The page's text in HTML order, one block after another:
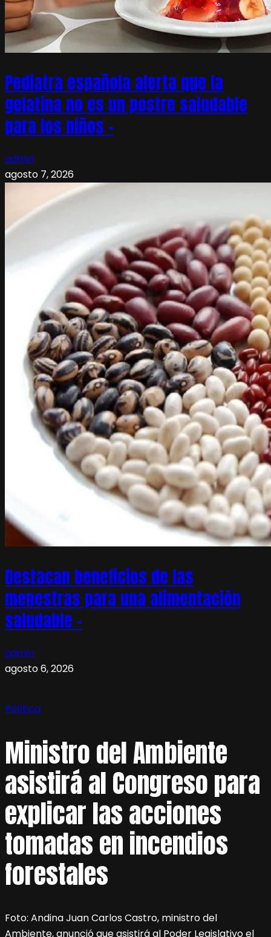
Pediatra española alerta que la
gelatina no es un postre saludable
para los niños –
admin
agosto 7, 2026
Destacan beneficios de las
menestras para una alimentación
saludable –
admin
agosto 6, 2026
Política
Ministro del Ambiente
asistirá al Congreso para
explicar las acciones
tomadas en incendios
forestales
Foto: Andina Juan Carlos Castro, ministro del
Ambiente, anunció que asistirá al Poder Legislativo el